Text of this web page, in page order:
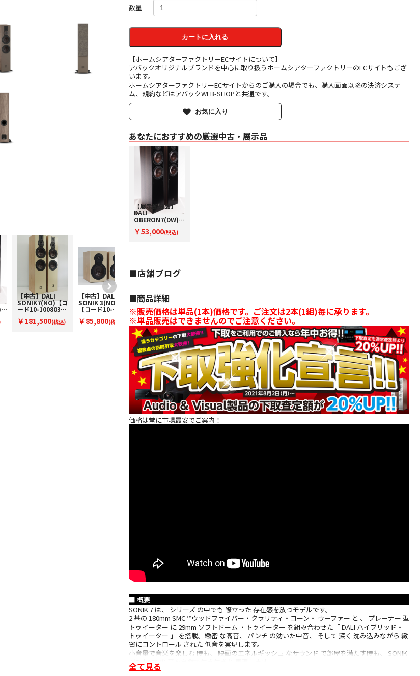
【中古】DALI
SONIK7(NO)【コ
ード10-100803】
ー(ペア)
￥181,500(税込)
【中古】DALI
SONIK 3(NO)
【コード10-
シェルフスピーカ
￥85,800(税込)
【中古】DALI
OBERON5(DW)
【コード10-
100788】フロア
型スピーカー(ペ
ア)
￥77,000(税込)
RUBIKORE8MH
ペア 【コードF-
RUBIKORE8MH
】フロア型スピー
カー（ペア）
￥425,000 (税込)
RUBIKORE6(MA)
【コードU-
RUBIKORE6MA】
フロア型スピーカ
ー（ペア）
￥299,000
【コード10-
100368】ブック
ー(ペア) ー(ペア)
数量
カートに入れる
【ホームシアターファクトリーECサイトについて】
アバックオリジナルブランドを中心に取り扱うホームシアターファクトリーのECサイトもござ
います。
ホームシアターファクトリーECサイトからのご購入の場合でも、購入画面以降の決済システ
ム、規約などはアバックWEB-SHOPと共通です。
お気に入り
あなたにおすすめの厳選中古・展示品
【展示処分品】
DALI
OBERON7(DW)
【コードW-
OBERON7DW】
￥53,000(税込)
■店舗ブログ
■︎商品詳細
※販売価格は単品(1本)価格です。ご注文は2本(1組)毎に承ります。
※単品販売はできませんのでご注意ください。
価格は常に市場最安でご案内！
■ 概要
SONIK 7 は、 シリーズ の中でも 際立った 存在感を放つモデルです。
2 基の 180mm SMC ™ウッドファイバー・クラリティ・コーン・ ウーファー と 、 プレーナー 型
トゥイーター に 29mm ソフトドーム ・トゥイーター を組み合わせた「 DALI ハイブリッド・
トゥイーター 」 を搭載。緻密 な高音、 パンチ の効いた中音、 そして 深く 沈み込みながら 緻
密にコントロール された 低音を実現します。
小音量で音楽を楽しむ 時も、 映画のエネルギッシュ なサウンド で部屋を満たす時も、 SONIK
7 はすべての 音を自然で生き生きと 再現します。
中規模から 大規模の部屋向けに設計された SONIK 7 は、 没入感豊かなリスニング 体験のため
全て見る